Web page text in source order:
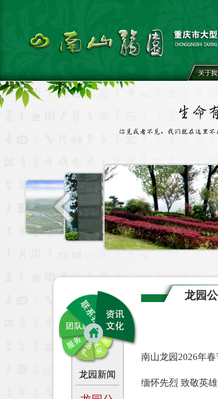
龙园新闻
龙园
南山龙园2026年
缅怀先烈 致敬英雄